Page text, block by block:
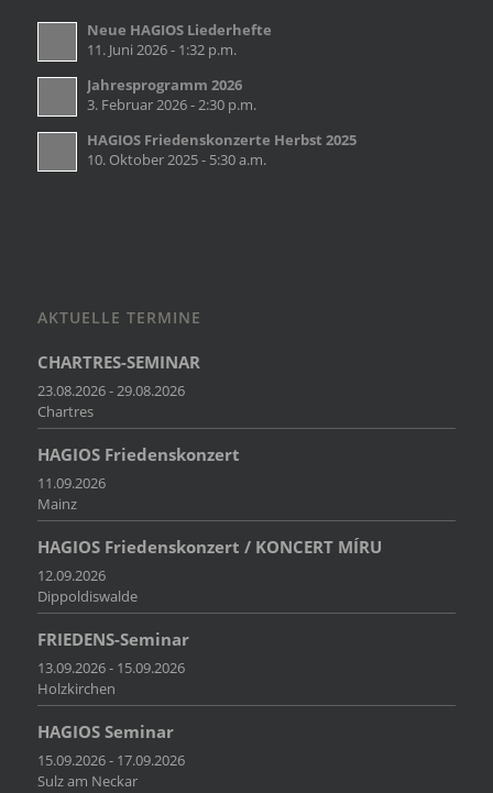
Neue HAGIOS Liederhefte
11. Juni 2026 - 1:32 p.m.
Jahresprogramm 2026
3. Februar 2026 - 2:30 p.m.
HAGIOS Friedenskonzerte Herbst 2025
10. Oktober 2025 - 5:30 a.m.
AKTUELLE TERMINE
CHARTRES-SEMINAR
23.08.2026 - 29.08.2026
Chartres
HAGIOS Friedenskonzert
11.09.2026
Mainz
HAGIOS Friedenskonzert / KONCERT MÍRU
12.09.2026
Dippoldiswalde
FRIEDENS-Seminar
13.09.2026 - 15.09.2026
Holzkirchen
HAGIOS Seminar
15.09.2026 - 17.09.2026
Sulz am Neckar